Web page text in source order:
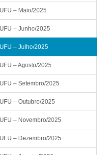
– Maio/2025
– Junho/2025
– Julho/2025
– Agosto/2025
– Setembro/2025
– Outubro/2025
– Novembro/2025
– Dezembro/2025